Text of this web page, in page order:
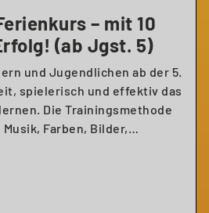
– mit 10
(ab Jgst. 5)
und Jugendlichen ab der 5.
spielerisch und effektiv das
Die Trainingsmethode
Farben, Bilder,
Verfügung gestellt. In
beim Erlernen einer